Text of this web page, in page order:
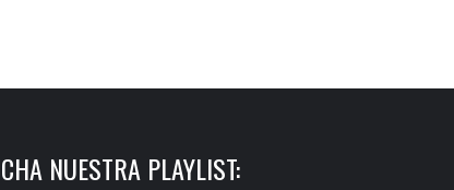
NUESTRA PLAYLIST: